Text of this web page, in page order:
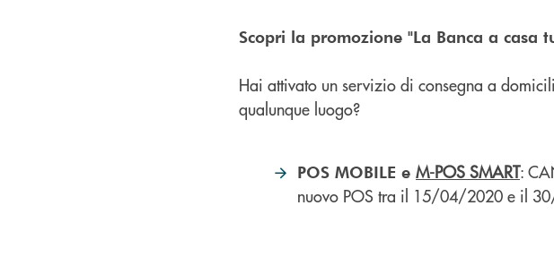
Scopri la promozione "La Banca a casa
Hai attivato un servizio di consegna a
qualunque luogo?
POS MOBILE e M-POS SMART:
nuovo POS tra il 15/04/2020 e il